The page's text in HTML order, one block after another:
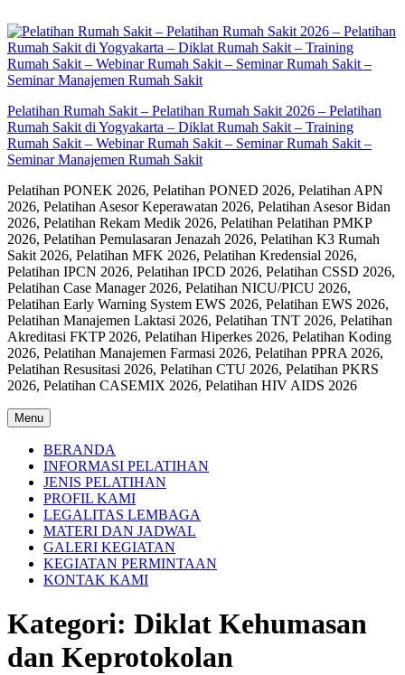
to
content
Pelatihan Rumah Sakit – Pelatihan Rumah Sakit 2026 – Pelatihan
Rumah Sakit di Yogyakarta – Diklat Rumah Sakit – Training
Rumah Sakit – Webinar Rumah Sakit – Seminar Rumah Sakit –
Seminar Manajemen Rumah Sakit
Pelatihan PONEK 2026, Pelatihan PONED 2026, Pelatihan APN
2026, Pelatihan Asesor Keperawatan 2026, Pelatihan Asesor Bidan
2026, Pelatihan Rekam Medik 2026, Pelatihan Pelatihan PMKP
2026, Pelatihan Pemulasaran Jenazah 2026, Pelatihan K3 Rumah
Sakit 2026, Pelatihan MFK 2026, Pelatihan Kredensial 2026,
Pelatihan IPCN 2026, Pelatihan IPCD 2026, Pelatihan CSSD 2026,
Pelatihan Case Manager 2026, Pelatihan NICU/PICU 2026,
Pelatihan Early Warning System EWS 2026, Pelatihan EWS 2026,
Pelatihan Manajemen Laktasi 2026, Pelatihan TNT 2026, Pelatihan
Akreditasi FKTP 2026, Pelatihan Hiperkes 2026, Pelatihan Koding
2026, Pelatihan Manajemen Farmasi 2026, Pelatihan PPRA 2026,
Pelatihan Resusitasi 2026, Pelatihan CTU 2026, Pelatihan PKRS
2026, Pelatihan CASEMIX 2026, Pelatihan HIV AIDS 2026
Menu
BERANDA
INFORMASI PELATIHAN
JENIS PELATIHAN
PROFIL KAMI
LEGALITAS LEMBAGA
MATERI DAN JADWAL
GALERI KEGIATAN
KEGIATAN PERMINTAAN
KONTAK KAMI
Kategori: Diklat Kehumasan
dan Keprotokolan